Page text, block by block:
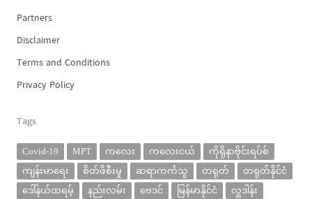
Partners
Disclaimer
Terms and Conditions
Privacy Policy
Tags
Covid-19 MPT ကလေး ကလေးငယ်
ကိုရိုနာဗိုင်းရပ်စ်
ကျန်းမာရေး
စိတ်ဖိစီးမှု ဆရာကင်္ကသူ တရုတ်
တရုတ်နိုင်ငံ
ဒေါ်နယ်ထရမ့်
နည်းလမ်း ဗေဒင် မြန်မာနိုင်ငံ လှူဒါန်း